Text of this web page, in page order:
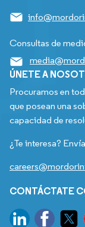
Consultas de
ÚNETE A
Procuramos en
que posean una
capacidad de
¿Te interesa?
CONTÁCTATE